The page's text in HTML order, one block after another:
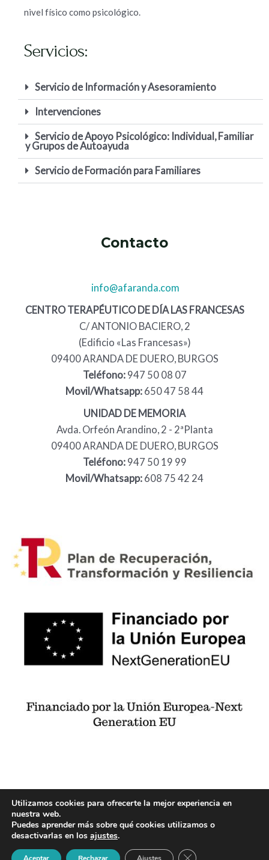
nivel físico como psicológico.
Servicios:
Servicio de Información y Asesoramiento
Intervenciones
Servicio de Apoyo Psicológico: Individual, Familiar
y Grupos de Autoayuda
Servicio de Formación para Familiares
Contacto
info@afaranda.com
CENTRO TERAPÉUTICO DE DÍA LAS FRANCESAS
C/ ANTONIO BACIERO, 2
(Edificio «Las Francesas»)
09400 ARANDA DE DUERO, BURGOS
Teléfono: 947 50 08 07
Movil/Whatsapp: 650 47 58 44
UNIDAD DE MEMORIA
Avda. Orfeón Arandino, 2 - 2ªPlanta
09400 ARANDA DE DUERO, BURGOS
Teléfono: 947 50 19 99
Movil/Whatsapp: 608 75 42 24
© 2023 Desarrollado por
Política de cookies,Política de privacidad
legal,Accesibilidad
Utilizamos cookies para ofrecerte la mejor experiencia en
nuestra web.
Puedes aprender más sobre qué cookies utilizamos o
desactivarlas en los ajustes.
Cerrar el banner de